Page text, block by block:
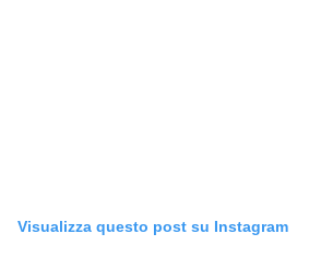
Visualizza questo post su Instagram